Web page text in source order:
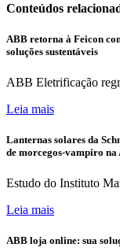
Conteúdos
ABB retorna à Feicon
soluções sustentáveis
ABB Eletrificação
Leia mais
Lanternas solares da
de morcegos-vampiro na
Estudo do Instituto
Leia mais
ABB loja online: sua